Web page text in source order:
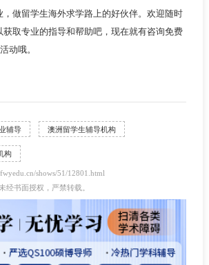
，做留学生海外求学路上的好伙伴。欢迎随时
获取专业的指导和帮助吧，现在就有咨询免费
动哦。
辅导 澳洲留学生辅导机构
构
shows/51/12801.html
经书面授权，严禁转载。